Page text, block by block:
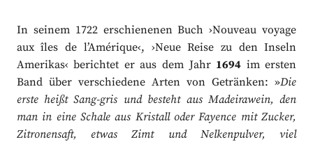
In seinem 1722 erschienenen Buch ›Nouveau voyage
aux îles de l’Amérique‹, ›Neue Reise zu den Inseln
Amerikas‹ berichtet er aus dem Jahr 1694 im ersten
Band über verschiedene Arten von Getränken: »Die
erste heißt Sang-gris und besteht aus Madeirawein, den
man in eine Schale aus Kristall oder Fayence mit Zucker,
Zitronensaft, etwas Zimt und Nelkenpulver, viel